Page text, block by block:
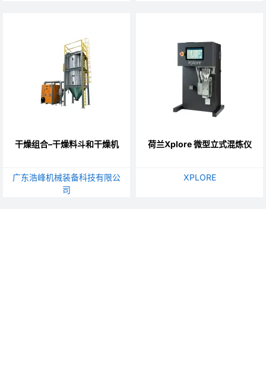
干燥组合–干燥料斗和干燥机
广东浩峰机械装备科技有限公
司
荷兰Xplore 微型立式混炼仪
XPLORE